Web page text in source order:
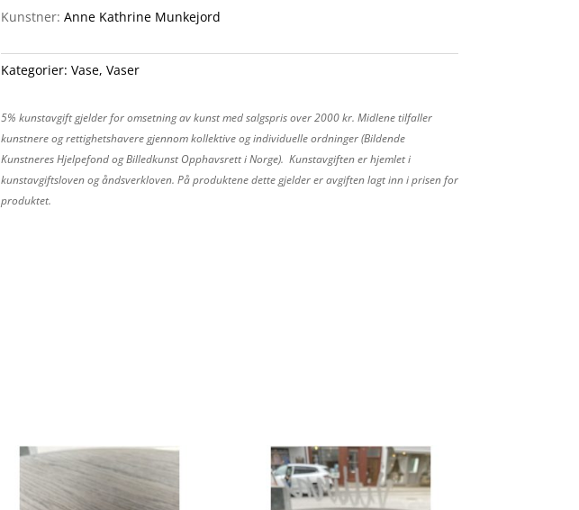
med
9
antall
Kunstner: Anne Kathrine Munkejord
Kategorier: Vase, Vaser
5% kunstavgift gjelder for omsetning av kunst med salgspris over 2000 kr. Midlene tilfaller
kunstnere og rettighetshavere gjennom kollektive og individuelle ordninger (Bildende
Kunstneres Hjelpefond og Billedkunst Opphavsrett i Norge). Kunstavgiften er hjemlet i
kunstavgiftsloven og åndsverkloven. På produktene dette gjelder er avgiften lagt inn i prisen for
produktet.